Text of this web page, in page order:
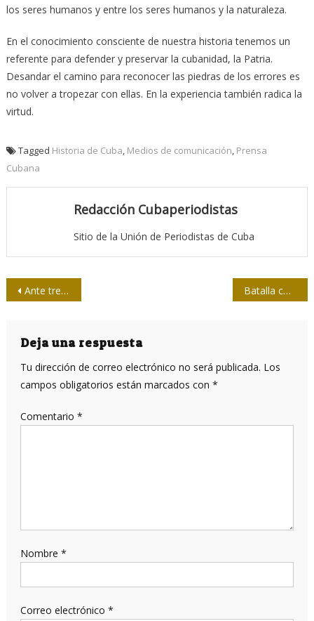
los seres humanos y entre los seres humanos y la naturaleza.
En el conocimiento consciente de nuestra historia tenemos un
referente para defender y preservar la cubanidad, la Patria.
Desandar el camino para reconocer las piedras de los errores es
no volver a tropezar con ellas. En la experiencia también radica la
virtud.
Tagged Historia de Cuba, Medios de comunicación, Prensa
Cubana
Redacción Cubaperiodistas
Sitio de la Unión de Periodistas de Cuba
Navegación
entradas
Ante tres buenos libros Batalla comunicacional (1): un nuevo escenario en nuestra larga lucha
Deja una respuesta
Tu dirección de correo electrónico no será publicada. Los
campos obligatorios están marcados con *
Comentario *
Nombre *
Correo electrónico *